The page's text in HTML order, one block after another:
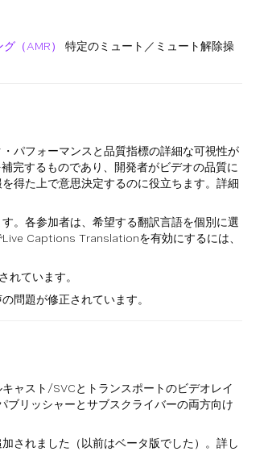
（AMR）
特定のミュート／ミュート解除操
パフォーマンスと品質指標の詳細な可視性が
完するものであり、開発者がビデオの品質に
得た上で意思決定するのに役立ちます。詳細
。各参加者は、希望する翻訳言語を個別に選
Captions Translationを有効にするには、
ています。
問題が修正されています。
ャスト/SVCとトランスポートのビデオレイ
リッシャーとサブスクライバーの両方向け
されました（以前はベータ版でした）。詳し